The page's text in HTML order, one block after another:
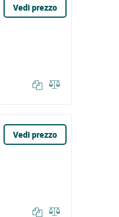
Vedi prezzo
Vedi prezzo